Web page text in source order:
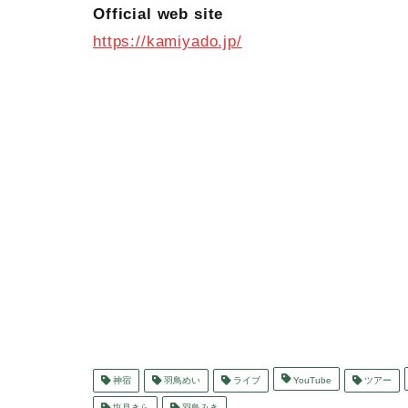
Official web site
https://kamiyado.jp/
神宿 羽鳥めい ライブ YouTube ツアー